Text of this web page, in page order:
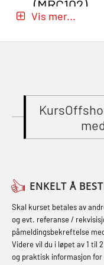
Breathing
Fallsikring
Førstehjelp
STCW
STCW
og
STCW
(MRC102)
learning
Grunnkurs
Grunnkurs
inkl.
repetisjon
Vis mer...
ENKELT Å
Skal kurset betales av
og evt. referanse /
påmeldingsbekreftelse
Videre vil du i løpet av 1 til
og praktisk informasjon